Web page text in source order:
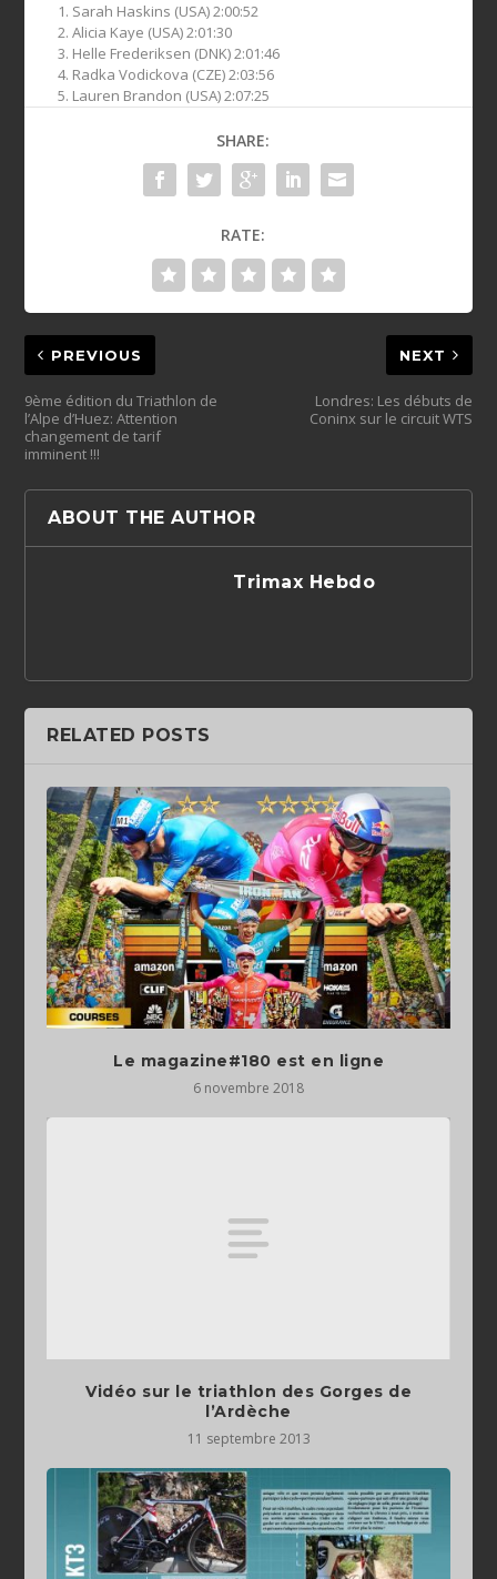
1. Sarah Haskins (USA) 2:00:52
2. Alicia Kaye (USA) 2:01:30
3. Helle Frederiksen (DNK) 2:01:46
4. Radka Vodickova (CZE) 2:03:56
5. Lauren Brandon (USA) 2:07:25
SHARE:
RATE:
PREVIOUS
9ème édition du Triathlon de
l’Alpe d’Huez: Attention
changement de tarif
imminent !!!
NEXT
Londres: Les débuts de
Coninx sur le circuit WTS
ABOUT THE AUTHOR
Trimax Hebdo
RELATED POSTS
Le magazine#180 est en ligne
6 novembre 2018
Vidéo sur le triathlon des Gorges de
l’Ardèche
11 septembre 2013